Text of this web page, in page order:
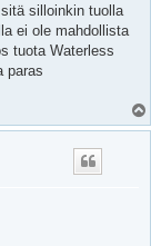
silloinkin tuolla
ei ole mahdollista
tuota Waterless
paras
l